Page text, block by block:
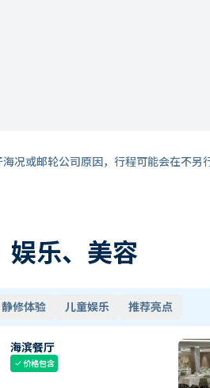
况或邮轮公司原因，行程可能会在不另
娱乐、美容
静修体验 儿童娱乐 推荐亮点
海滨餐厅
check价格包含